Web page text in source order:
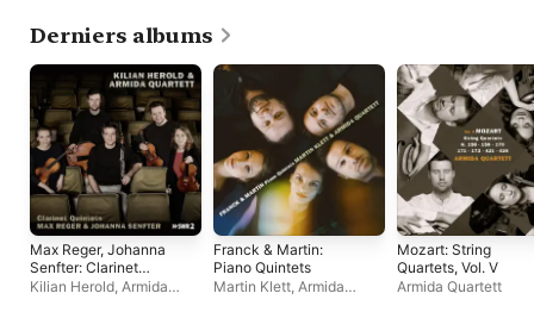
Derniers albums
Max Reger, Johanna
Senfter: Clarinet
Quintets
Kilian Herold, Armida
Franck & Martin:
Piano Quintets
Martin Klett, Armida
Mozart: String
Quartets, Vol. V
Armida Quartett